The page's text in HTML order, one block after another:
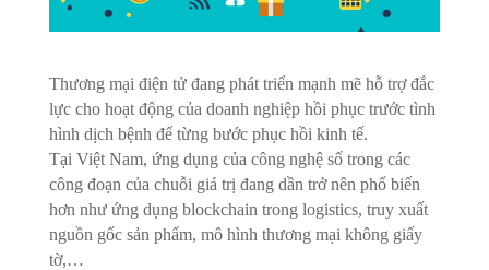
Thương mại điện tử đang phát triển mạnh mẽ hỗ trợ đắc
lực cho hoạt động của doanh nghiệp hồi phục trước tình
hình dịch bệnh để từng bước phục hồi kinh tế.
Tại Việt Nam, ứng dụng của công nghệ số trong các
công đoạn của chuỗi giá trị đang dần trở nên phổ biến
hơn như ứng dụng blockchain trong logistics, truy xuất
nguồn gốc sản phẩm, mô hình thương mại không giấy
tờ,…